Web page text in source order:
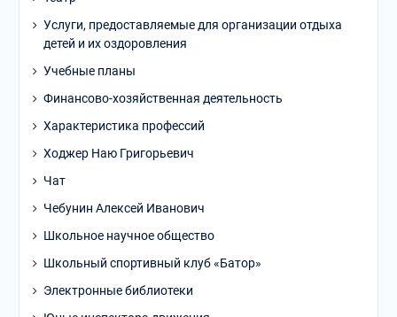
Услуги, предоставляемые для организации отдыха
детей и их оздоровления
Учебные планы
Финансово-хозяйственная деятельность
Характеристика профессий
Ходжер Наю Григорьевич
Чат
Чебунин Алексей Иванович
Школьное научное общество
Школьный спортивный клуб «Батор»
Электронные библиотеки